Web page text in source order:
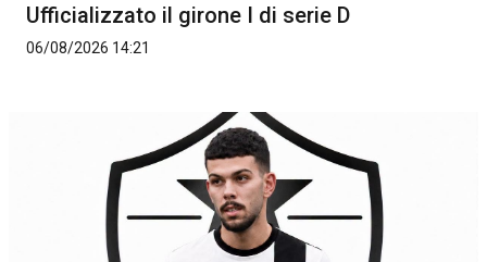
Ufficializzato il girone I di serie D
06/08/2026 14:21